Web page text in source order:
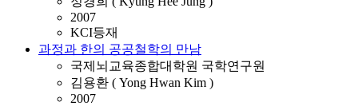
2007
KCI등재
과정과 한의 공공철학의 만남
국제뇌교육종합대학원 국학연구원
김용환 ( Yong Hwan Kim )
2007